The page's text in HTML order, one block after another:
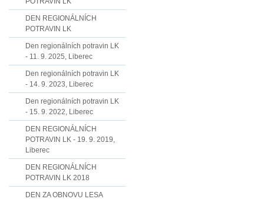
DEN REGIONÁLNÍCH
POTRAVIN LK
Den regionálních potravin LK
- 11. 9. 2025, Liberec
Den regionálních potravin LK
- 14. 9. 2023, Liberec
Den regionálních potravin LK
- 15. 9. 2022, Liberec
DEN REGIONÁLNÍCH
POTRAVIN LK - 19. 9. 2019,
Liberec
DEN REGIONÁLNÍCH
POTRAVIN LK 2018
DEN ZA OBNOVU LESA